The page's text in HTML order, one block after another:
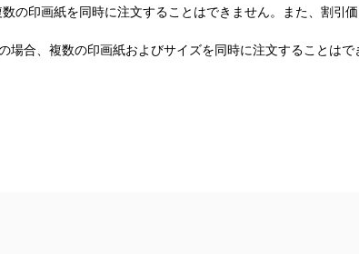
の印画紙を同時に注文することはできません。また、割引
場合、複数の印画紙およびサイズを同時に注文することは